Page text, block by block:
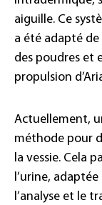
aiguille. Ce
a été adapté
des poudres et
propulsion
Actuellement,
méthode pour
la vessie. Cela
l’urine,
l’analyse et le